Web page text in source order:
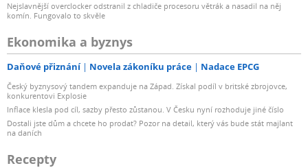
Nejslavnější overclocker odstranil z chladiče procesoru větrák a nasadil na něj
komín. Fungovalo to skvěle
Ekonomika a byznys
Daňové přiznání Novela zákoníku práce Nadace EPCG
Český byznysový tandem expanduje na Západ. Získal podíl v britské zbrojovce,
konkurentovi Explosie
Inflace klesla pod cíl, sazby přesto zůstanou. V Česku nyní rozhoduje jiné číslo
Dostali jste dům a chcete ho prodat? Pozor na detail, který vás bude stát majlant
na daních
Recepty